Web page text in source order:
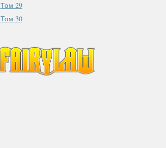
Том 29
Том 30